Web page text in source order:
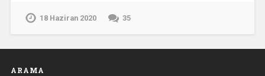
18 Haziran 2020 35
ARAMA